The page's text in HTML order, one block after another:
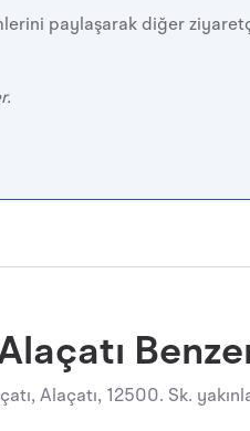
paylaşarak diğer
Alaçatı, 12500. Sk.